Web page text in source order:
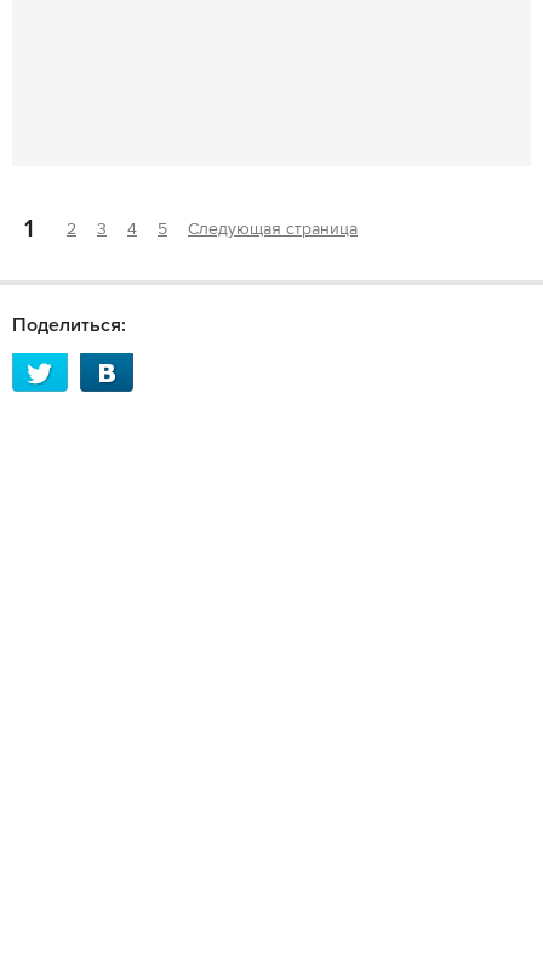
1 2 3 4 5 Следующая страница
Поделиться: